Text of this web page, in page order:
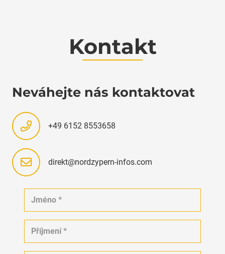
Kontakt
Neváhejte nás kontaktovat
+49 6152 8553658
direkt@nordzypern-infos.com